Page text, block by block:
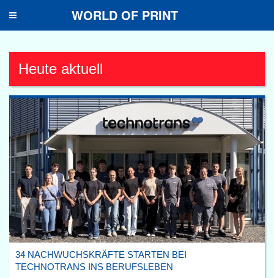
Toggle
WORLD OF PRINT
Heute aktuell
34 NACHWUCHSKRÄFTE STARTEN BEI
TECHNOTRANS INS BERUFSLEBEN